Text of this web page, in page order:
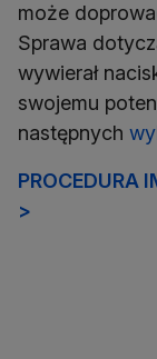
może
Sprawa
wywierał
swojemu
następnych
PROCEDURA
>